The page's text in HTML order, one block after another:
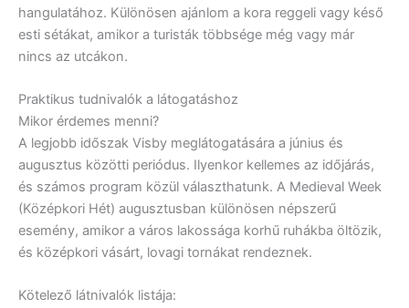
hangulatához. Különösen ajánlom a kora reggeli vagy késő
esti sétákat, amikor a turisták többsége még vagy már
nincs az utcákon.
Praktikus tudnivalók a látogatáshoz
Mikor érdemes menni?
A legjobb időszak Visby meglátogatására a június és
augusztus közötti periódus. Ilyenkor kellemes az időjárás,
és számos program közül választhatunk. A Medieval Week
(Középkori Hét) augusztusban különösen népszerű
esemény, amikor a város lakossága korhű ruhákba öltözik,
és középkori vásárt, lovagi tornákat rendeznek.
Kötelező látnivalók listája: